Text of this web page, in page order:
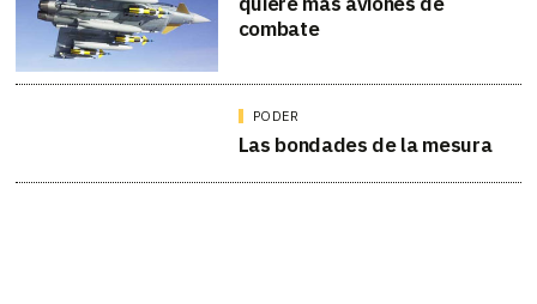
combate
PODER
Las bondades de la mesura